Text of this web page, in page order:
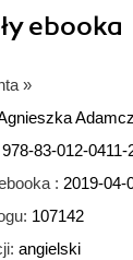
ebooka
»
978-83-012-0411-
: 2019-04-
107142
angielski